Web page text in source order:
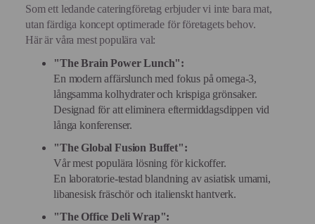
Som ett ledande cateringföretag erbjuder vi inte bara mat,
utan färdiga koncept optimerade för företagets behov.
Här är våra mest populära val:
"The Brain Power Lunch":
En modern affärslunch med fokus på omega-3,
långsamma kolhydrater och krispiga grönsaker.
Designad för att eliminera eftermiddagsdippen vid
långa konferenser.
"The Global Fusion Buffet":
Vår mest populära lösning för kickoffer.
En laboratorie-testad blandning av asiatisk umami,
libanesisk fräschör och italienskt hantverk.
"The Office Deli Wrap":